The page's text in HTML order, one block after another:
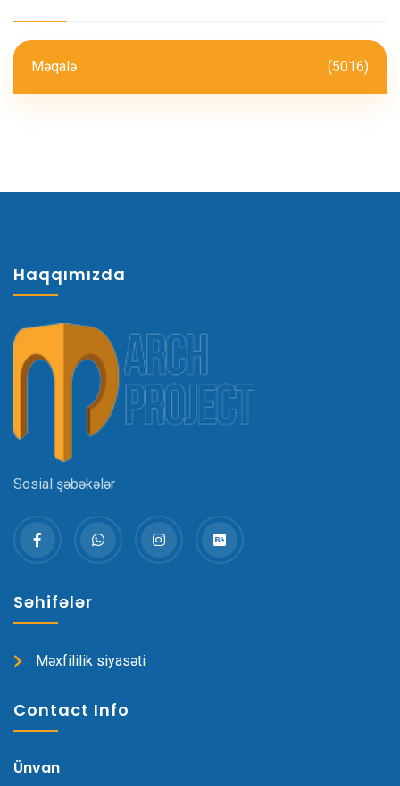
Məqalə (5016)
Haqqımızda
Sosial şəbəkələr
Səhifələr
Məxfililik siyasəti
Contact Info
Ünvan